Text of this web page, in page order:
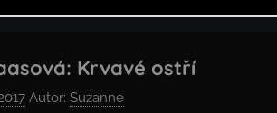
Krvavé ostří
Autor: Suzanne